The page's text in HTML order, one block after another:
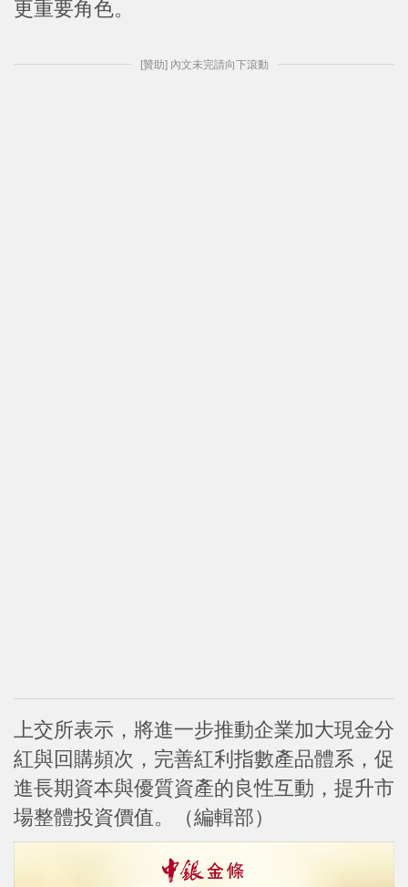
更重要角色。
[贊助] 內文未完請向下滾動
上交所表示，將進一步推動企業加大現金分
紅與回購頻次，完善紅利指數產品體系，促
進長期資本與優質資產的良性互動，提升市
場整體投資價值。（編輯部）